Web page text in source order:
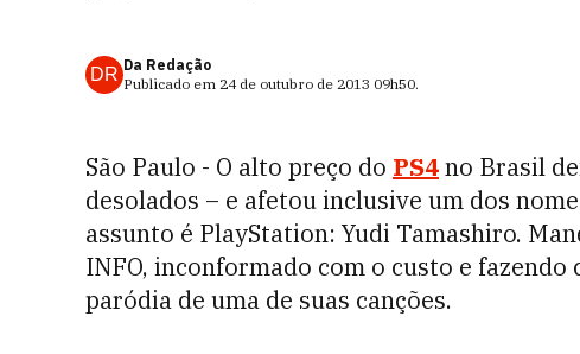
DR Da Redação
Publicado em 24 de outubro de 2013 09h50.
São Paulo - O alto preço do PS4no Brasil
desolados – e afetou inclusive um dos
assunto é PlayStation: Yudi Tamashiro.
INFO, inconformado com o custo e fazendo
paródia de uma de suas canções.